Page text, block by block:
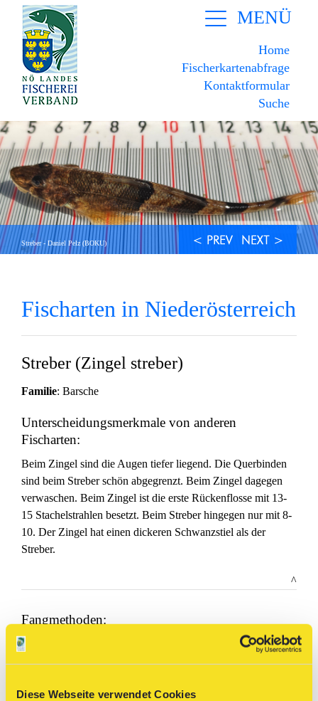
Diese Webseite verwendet Cookies
MENÜ
Home
Fischerkartenabfrage
Kontaktformular
Suche
Streber - Daniel Pelz (BOKU)
Fischarten in Niederösterreich
Streber (Zingel streber)
Familie: Barsche
Unterscheidungsmerkmale von anderen
Fischarten:
Beim Zingel sind die Augen tiefer liegend. Die Querbinden
sind beim Streber schön abgegrenzt. Beim Zingel dagegen
verwaschen. Beim Zingel ist die erste Rückenflosse mit 13-
15 Stachelstrahlen besetzt. Beim Streber hingegen nur mit 8-
10. Der Zingel hat einen dickeren Schwanzstiel als der
Streber.
^
Fangmethoden:
GANZJÄHRIG GESCHONT!